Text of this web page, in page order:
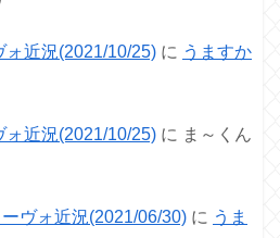
ォ近況(2021/10/25) に うますか
ォ近況(2021/10/25) に ま～くん
ヴォ近況(2021/06/30) に うま